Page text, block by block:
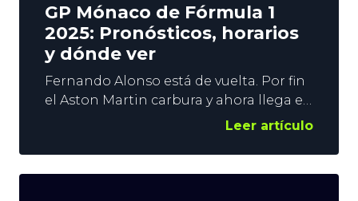
GP Mónaco de Fórmula 1
2025: Pronósticos, horarios
y dónde ver
Fernando Alonso está de vuelta. Por fin
el Aston Martin carbura y ahora llega el
Gran Premio de Mónaco, una de las
panorama, donde el asturiano tratará
de escalar posiciones. Los McLaren
Leer artículo